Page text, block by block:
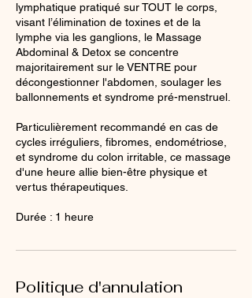
lymphatique pratiqué sur TOUT le corps,
visant l’élimination de toxines et de la
lymphe via les ganglions, le Massage
Abdominal & Detox se concentre
majoritairement sur le VENTRE pour
décongestionner l'abdomen, soulager les
ballonnements et syndrome pré-menstruel.
Particulièrement recommandé en cas de
cycles irréguliers, fibromes, endométriose,
et syndrome du colon irritable, ce massage
d'une heure allie bien-être physique et
vertus thérapeutiques.
Durée : 1 heure
Politique d'annulation